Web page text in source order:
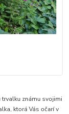
rastliny
svojimi
ktorá Vás očarí v